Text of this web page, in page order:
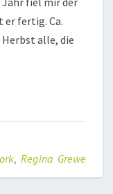
er fertig. Ca.
alle, die
, Regina Grewe